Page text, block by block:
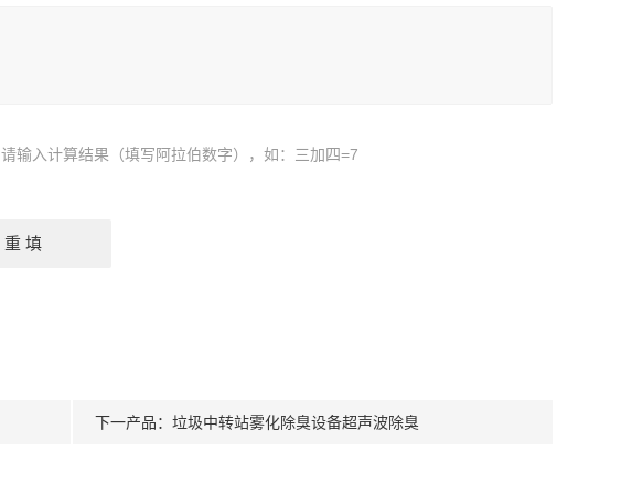
请输入计算结果（填写阿拉伯数字），如：三加四=7
下一产品： 垃圾中转站雾化除臭设备超声波除臭